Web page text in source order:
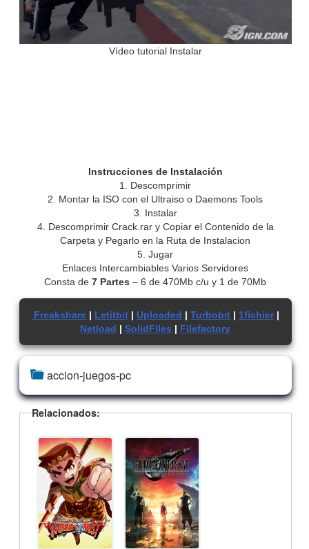
Vídeo tutorial Instalar
Instrucciones de Instalación
1. Descomprimir
2. Montar la ISO con el Ultraiso o Daemons Tools
3. Instalar
4. Descomprimir Crack.rar y Copiar el Contenido de la
Carpeta y Pegarlo en la Ruta de Instalacion
5. Jugar
Enlaces Intercambiables Varios Servidores
Consta de7 Partes – 6 de 470Mb c/u y 1 de 70Mb
Freakshare | Letitbit |Uploaded |Turbobit | 1fichier|
Netload |SolidFiles | Filefactory
accion-juegos-pc
Relacionados: